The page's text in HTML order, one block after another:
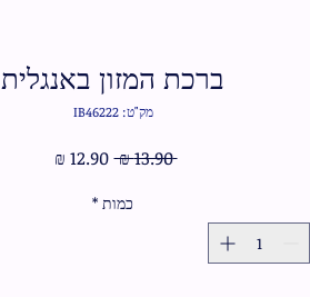
ברכת המזון באנגלית
מק"ט: IB46222
‏13.90 ‏₪
מחיר
‏12.90 ‏₪
כמות *